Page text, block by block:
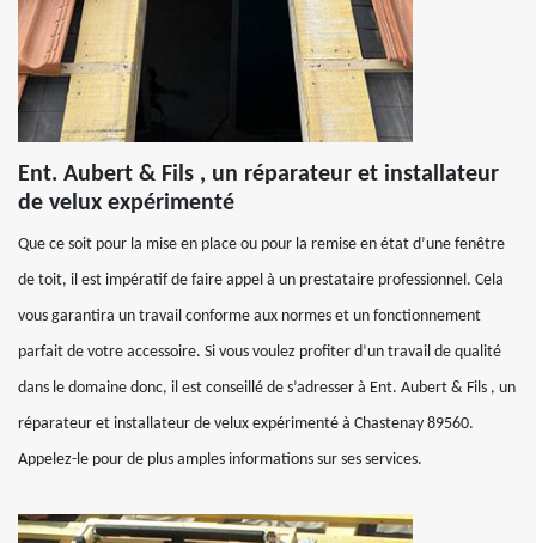
Ent. Aubert & Fils , un réparateur et installateur
de velux expérimenté
Que ce soit pour la mise en place ou pour la remise en état d’une fenêtre
de toit, il est impératif de faire appel à un prestataire professionnel. Cela
vous garantira un travail conforme aux normes et un fonctionnement
parfait de votre accessoire. Si vous voulez profiter d’un travail de qualité
dans le domaine donc, il est conseillé de s’adresser à Ent. Aubert & Fils , un
réparateur et installateur de velux expérimenté à Chastenay 89560.
Appelez-le pour de plus amples informations sur ses services.